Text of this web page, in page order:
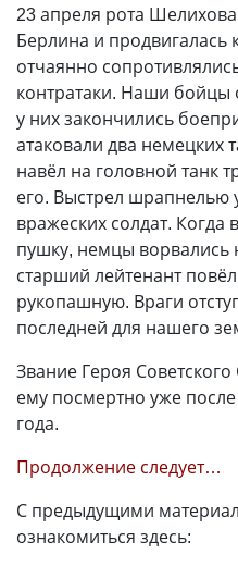
23 апреля рота
Берлина и продвигалась
отчаянно
контратаки. Наши бойцы
у них закончились
атаковали два немецких
навёл на головной танк
его. Выстрел шрапнелью
вражеских солдат. Когда
пушку, немцы
старший лейтенант
рукопашную. Враги
последней для нашего
Звание Героя
ему посмертно уже
года.
Продолжение следует…
С предыдущими
ознакомиться здесь: